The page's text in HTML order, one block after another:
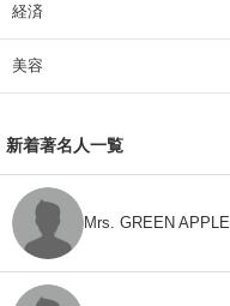
経済
美容
新着著名人一覧
Mrs. GREEN APPLE